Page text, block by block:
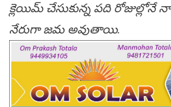
క్లెయిమ్ చేసుకున్న పది రోజుల్లోనే
నేరుగా జమ అవుతాయి.